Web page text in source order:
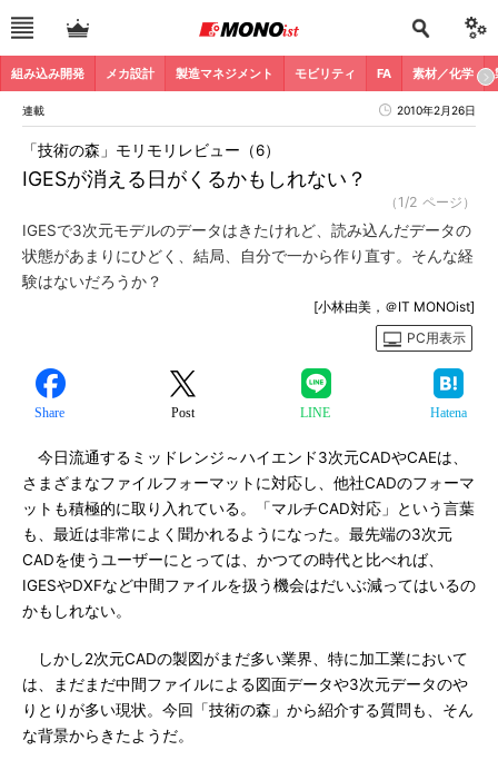
組み込み開発 メカ設計 製造マネジメント モビリティ FA 素材／化学
連載 2010年2月26日
IGESが消える日がくるかもしれない？
「技術の森」モリモリレビュー（6）
（1/2 ページ）
IGESで3次元モデルのデータはきたけれど、読み込んだデータの
状態があまりにひどく、結局、自分で一から作り直す。そんな経
験はないだろうか？
[小林由美，＠IT MONOist]
PC用表示
Share Post LINE Hatena
今日流通するミッドレンジ～ハイエンド3次元CADやCAEは、
さまざまなファイルフォーマットに対応し、他社CADのフォーマ
ットも積極的に取り入れている。「マルチCAD対応」という言葉
も、最近は非常によく聞かれるようになった。最先端の3次元
CADを使うユーザーにとっては、かつての時代と比べれば、
IGESやDXFなど中間ファイルを扱う機会はだいぶ減ってはいるの
かもしれない。
しかし2次元CADの製図がまだ多い業界、特に加工業において
は、まだまだ中間ファイルによる図面データや3次元データのや
りとりが多い現状。今回「技術の森」から紹介する質問も、そん
な背景からきたようだ。